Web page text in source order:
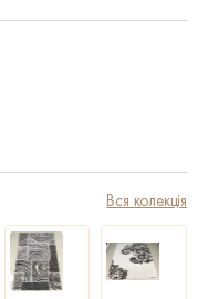
Вся колекція